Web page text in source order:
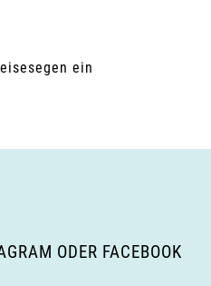
ein
ODER FACEBOOK